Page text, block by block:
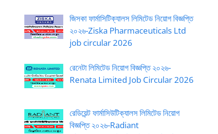
জিসকা ফার্মাসিটিক্যালস লিমিটেড নিয়োগ বিজ্ঞপ্তি
২০২৬-Ziska Pharmaceuticals Ltd
job circular 2026
রেনেটা লিমিটেড নিয়োগ বিজ্ঞপ্তি ২০২৬-
Renata Limited Job Circular 2026
রেডিয়েন্ট ফার্মাসিউটিক্যালস লিমিটেড নিয়োগ
বিজ্ঞপ্তি ২০২৬-Radiant